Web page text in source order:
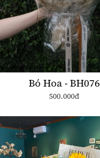
Bó Hoa - BH076
500.000đ